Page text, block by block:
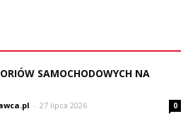
SAMOCHODOWYCH NA
- 27 lipca 2026 0